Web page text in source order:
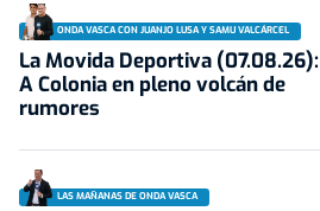
ONDA VASCA CON JUANJO LUSA Y SAMU VALCÁRCEL
La Movida Deportiva (07.08.26):
A Colonia en pleno volcán de
rumores
LAS MAÑANAS DE ONDA VASCA